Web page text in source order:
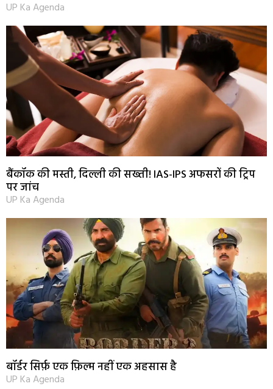
UP Ka Agenda
बैंकॉक की मस्ती, दिल्ली की सख्ती! IAS-IPS अफसरों की ट्रिप
पर जांच
UP Ka Agenda
बॉर्डर सिर्फ़ एक फ़िल्म नहीं एक अहसास है
UP Ka Agenda